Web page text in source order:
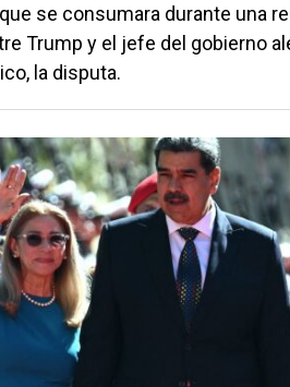
se consumara durante una
Trump y el jefe del gobierno
la disputa.